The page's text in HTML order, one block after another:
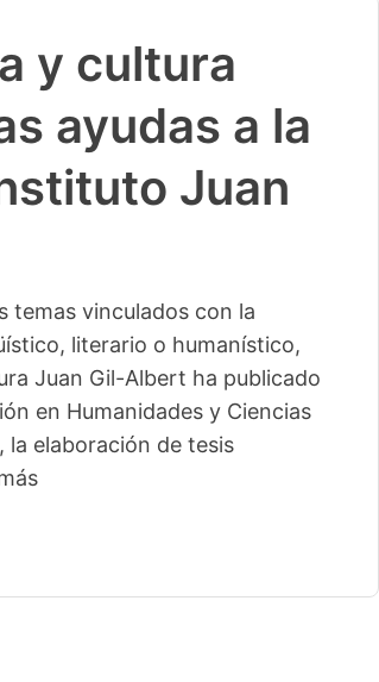
y cultura
ayudas a la
Juan
temas vinculados con la
literario o humanístico,
Juan Gil-Albert ha publicado
en Humanidades y Ciencias
la elaboración de tesis